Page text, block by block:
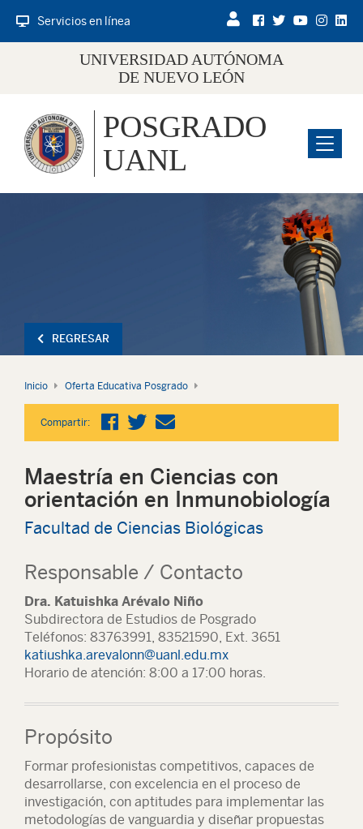
Servicios en línea
UNIVERSIDAD AUTÓNOMA
DE NUEVO LEÓN
Menu
POSGRADO
UANL
REGRESAR
Inicio Oferta Educativa Posgrado
Compartir:
Maestría en Ciencias con
orientación en Inmunobiología
Facultad de Ciencias Biológicas
Responsable / Contacto
Dra. Katuishka Arévalo Niño
Subdirectora de Estudios de Posgrado
Teléfonos: 83763991, 83521590, Ext. 3651
katiushka.arevalonn@uanl.edu.mx
Horario de atención: 8:00 a 17:00 horas.
Propósito
Formar profesionistas competitivos, capaces de
desarrollarse, con excelencia en el proceso de
investigación, con aptitudes para implementar las
metodologías de vanguardia y diseñar propuestas